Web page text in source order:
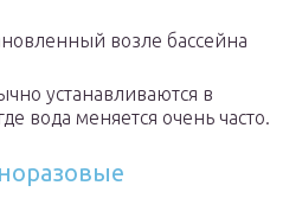
возле бассейна
устанавливаются в
вода меняется очень часто.